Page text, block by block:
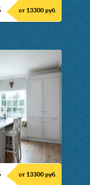
от 13300 руб.
от 13300 руб.